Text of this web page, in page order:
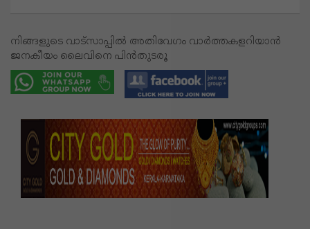
നിങ്ങളുടെ വാട്സാപ്പിൽ അതിവേഗം വാർത്തകളറിയാൻ
ജനകീയം ലൈവിനെ പിൻതുടരൂ